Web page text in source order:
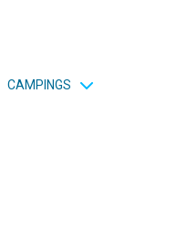
CAMPINGS